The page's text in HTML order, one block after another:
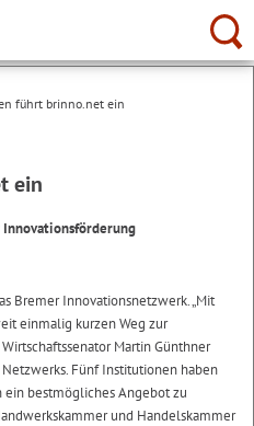
führt brinno.net ein
ein
Bremer Innovationsnetzwerk. „Mit
einmalig kurzen Weg zur
Martin Günthner
Fünf Institutionen haben
bestmögliches Angebot zu
und Handelskammer